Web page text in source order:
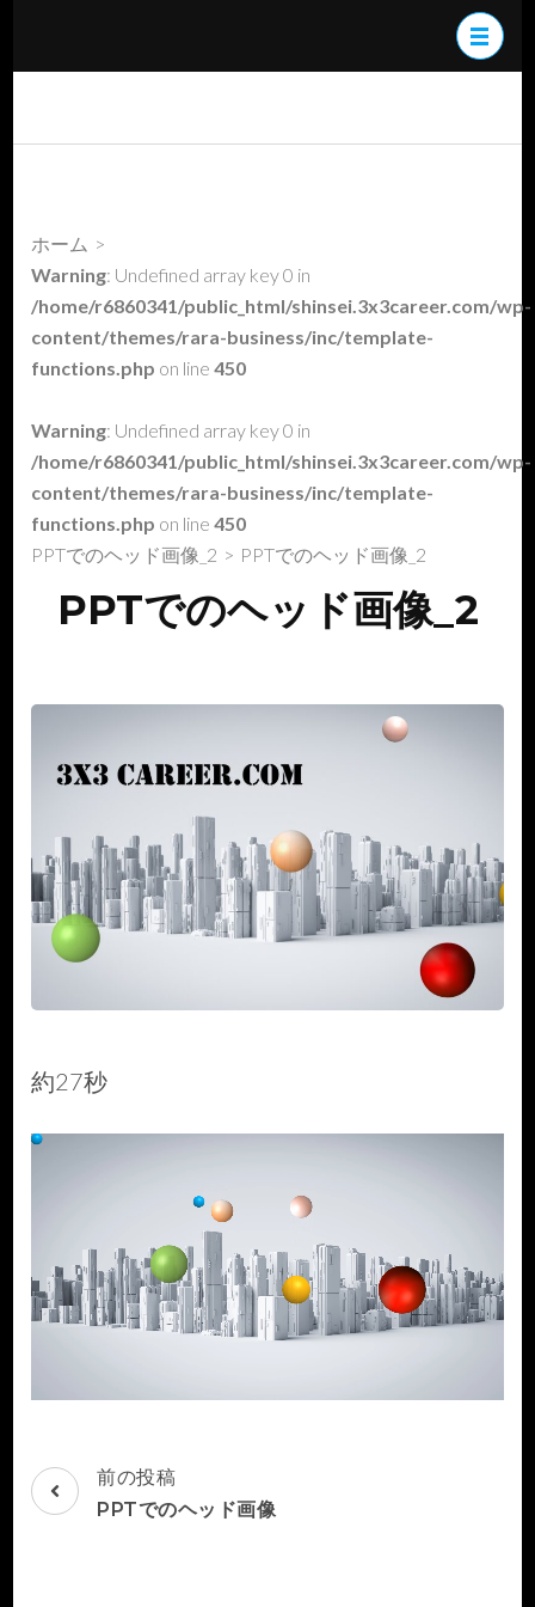
ツ
キ
ッ
プ
(Enter
を
押
す)
ホーム >
Warning: Undefined array key 0 in
/home/r6860341/public_html/shinsei.3x3career.com/wp-
content/themes/rara-business/inc/template-
functions.php on line450
Warning: Undefined array key 0 in
/home/r6860341/public_html/shinsei.3x3career.com/wp-
content/themes/rara-business/inc/template-
functions.php on line450
PPTでのヘッド画像_2 > PPTでのヘッド画像_2
PPTでのヘッド画像_2
約27秒
投
稿
前の投稿
PPTでのヘッド画像